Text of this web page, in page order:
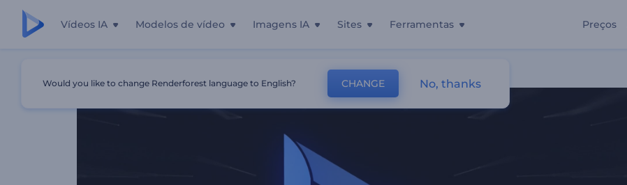
Vídeos IA Modelos de vídeo Imagens IA Sites Ferramentas Preços
Apresentação De Logo - Poder Da Escuridão
Would you like to change Renderforest language to English? CHANGE No, thanks